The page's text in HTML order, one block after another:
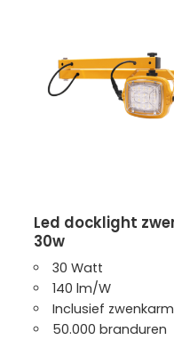
led docklight zwenkarm |
30w
30 Watt
140 lm/W
Inclusief zwenkarm
50.000 branduren